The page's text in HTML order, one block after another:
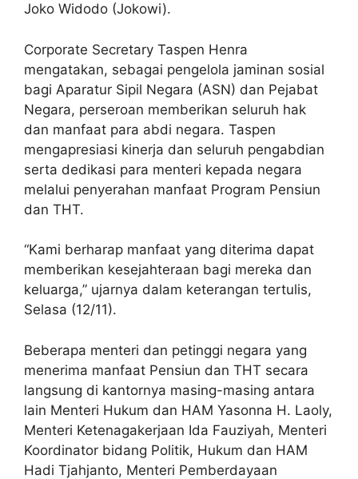
Joko Widodo (Jokowi).
Corporate Secretary Taspen Henra
mengatakan, sebagai pengelola jaminan sosial
bagi Aparatur Sipil Negara (ASN) dan Pejabat
Negara, perseroan memberikan seluruh hak
dan manfaat para abdi negara. Taspen
mengapresiasi kinerja dan seluruh pengabdian
serta dedikasi para menteri kepada negara
melalui penyerahan manfaat Program Pensiun
dan THT.
“Kami berharap manfaat yang diterima dapat
memberikan kesejahteraan bagi mereka dan
keluarga,” ujarnya dalam keterangan tertulis,
Selasa (12/11).
Beberapa menteri dan petinggi negara yang
menerima manfaat Pensiun dan THT secara
langsung di kantornya masing-masing antara
lain Menteri Hukum dan HAM Yasonna H. Laoly,
Menteri Ketenagakerjaan Ida Fauziyah, Menteri
Koordinator bidang Politik, Hukum dan HAM
Hadi Tjahjanto, Menteri Pemberdayaan